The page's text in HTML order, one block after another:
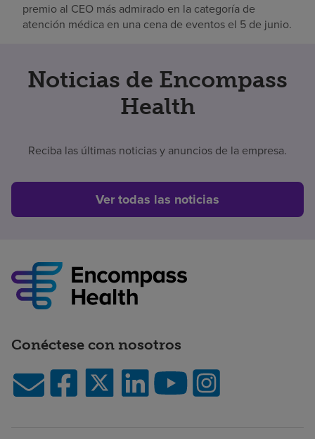
premio al CEO más admirado en la categoría de
atención médica en una cena de eventos el 5 de junio.
Noticias de Encompass
Health
Reciba las últimas noticias y anuncios de la empresa.
Ver todas las noticias
Conéctese con nosotros